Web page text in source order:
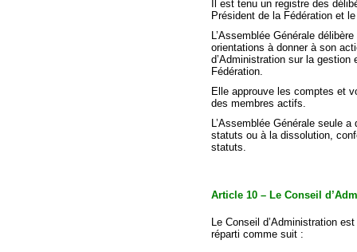
Il est tenu un registre des
Président de la Fédération et
L’Assemblée Générale
orientations à donner à son
d’Administration sur la
Fédération.
Elle approuve les comptes et
des membres actifs.
L’Assemblée Générale seule
statuts ou à la dissolution,
statuts.
Article 10 – Le Conseil
Le Conseil d’Administration
réparti comme suit :